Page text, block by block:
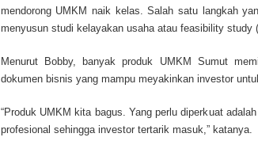
mendorong UMKM naik kelas. Salah satu langkah
menyusun studi kelayakan usaha atau feasibility study
Menurut Bobby, banyak produk UMKM Sumut
dokumen bisnis yang mampu meyakinkan investor
“Produk UMKM kita bagus. Yang perlu diperkuat
profesional sehingga investor tertarik masuk,” katanya.